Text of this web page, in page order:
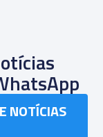
NOTÍCIAS